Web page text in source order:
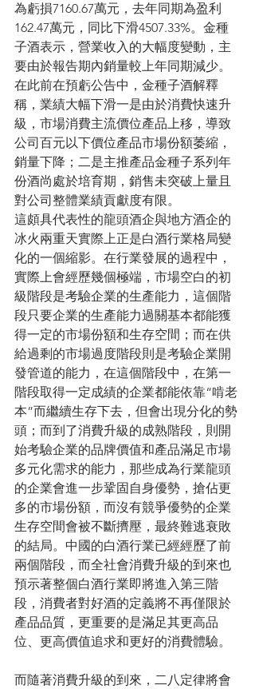
為虧損7160.67萬元，去年同期為盈利
162.47萬元，同比下滑4507.33%。金種
子酒表示，營業收入的大幅度變動，主
要由於報告期內銷量較上年同期減少。
在此前在預虧公告中，金種子酒解釋
稱，業績大幅下滑一是由於消費快速升
級，市場消費主流價位產品上移，導致
公司百元以下價位產品市場份額萎縮，
銷量下降；二是主推產品金種子系列年
份酒尚處於培育期，銷售未突破上量且
對公司整體業績貢獻度有限。
這頗具代表性的龍頭酒企與地方酒企的
冰火兩重天實際上正是白酒行業格局變
化的一個縮影。在行業發展的過程中，
實際上會經歷幾個極端，市場空白的初
級階段是考驗企業的生產能力，這個階
段只要企業的生產能力過關基本都能獲
得一定的市場份額和生存空間；而在供
給過剩的市場過度階段則是考驗企業開
發管道的能力，在這個階段中，在第一
階段取得一定成績的企業都能依靠“啃老
本”而繼續生存下去，但會出現分化的勢
頭；而到了消費升級的成熟階段，則開
始考驗企業的品牌價值和產品滿足市場
多元化需求的能力，那些成為行業龍頭
的企業會進一步鞏固自身優勢，搶佔更
多的市場份額，而沒有競爭優勢的企業
生存空間會被不斷擠壓，最終難逃衰敗
的結局。中國的白酒行業已經經歷了前
兩個階段，而全社會消費升級的到來也
預示著整個白酒行業即將進入第三階
段，消費者對好酒的定義將不再僅限於
產品品質，更重要的是滿足其更高品
位、更高價值追求和更好的消費體驗。
而隨著消費升級的到來，二八定律將會